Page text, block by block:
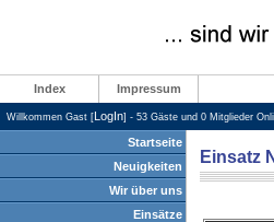
Index Impressum
Willkommen Gast [LogIn] - 53 Gäste und 0 Mitglieder
Startseite
Neuigkeiten
Wir über uns
Einsätze
Einsatz